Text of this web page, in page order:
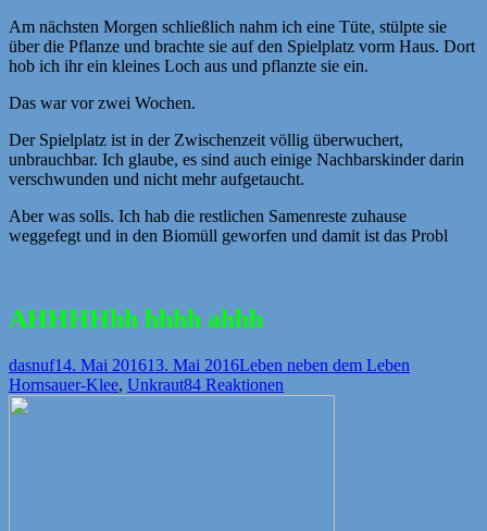
Am nächsten Morgen schließlich nahm ich eine Tüte, stülpte sie
über die Pflanze und brachte sie auf den Spielplatz vorm Haus. Dort
hob ich ihr ein kleines Loch aus und pflanzte sie ein.
Das war vor zwei Wochen.
Der Spielplatz ist in der Zwischenzeit völlig überwuchert,
unbrauchbar. Ich glaube, es sind auch einige Nachbarskinder darin
verschwunden und nicht mehr aufgetaucht.
Aber was solls. Ich hab die restlichen Samenreste zuhause
weggefegt und in den Biomüll geworfen und damit ist das Probl
AHHHHhh hhhh ahhh
Autor
dasnufVeröffentlicht
am
14. Mai 201613. Mai 2016Kategorien
Leben neben dem Leben
Hornsauer-Klee, Unkraut84 Reaktionen